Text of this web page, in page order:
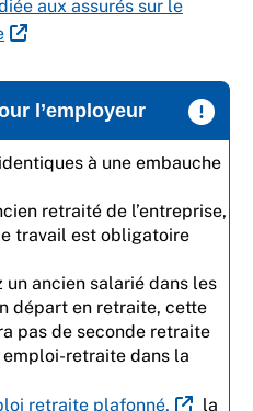
aux assurés sur le
l’employeur
à une embauche
retraité de l’entreprise,
travail est obligatoire
un ancien salarié dans les
départ en retraite, cette
pas de seconde retraite
retraite dans la
retraite plafonné,
la